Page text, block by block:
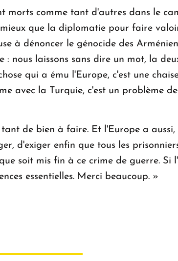
morts comme tant d'autres dans le
que la diplomatie pour faire
à dénoncer le génocide des
nous laissons sans dire un mot, la
qui a ému l'Europe, c'est une
avec la Turquie, c'est un problème
de bien à faire. Et l'Europe a aussi,
d'exiger enfin que tous les
soit mis fin à ce crime de guerre. Si
essentielles. Merci beaucoup. »